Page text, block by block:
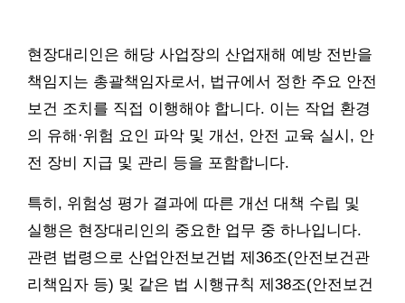
현장대리인은 해당 사업장의 산업재해 예방 전반을
책임지는 총괄책임자로서, 법규에서 정한 주요 안전
보건 조치를 직접 이행해야 합니다. 이는 작업 환경
의 유해·위험 요인 파악 및 개선, 안전 교육 실시, 안
전 장비 지급 및 관리 등을 포함합니다.
특히, 위험성 평가 결과에 따른 개선 대책 수립 및
실행은 현장대리인의 중요한 업무 중 하나입니다.
관련 법령으로 산업안전보건법 제36조(안전보건관
리책임자 등) 및 같은 법 시행규칙 제38조(안전보건